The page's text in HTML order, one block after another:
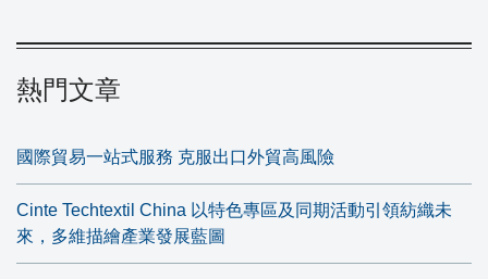
熱門文章
國際貿易一站式服務 克服出口外貿高風險
Cinte Techtextil China 以特色專區及同期活動引領紡織未
來，多維描繪產業發展藍圖